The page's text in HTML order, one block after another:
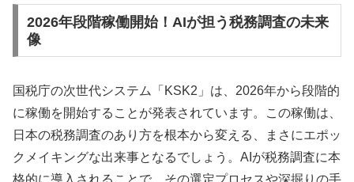
2026年段階稼働開始！AIが担う税務調査の未来
像
国税庁の次世代システム「KSK2」は、2026年から段階的
に稼働を開始することが発表されています。この稼働は、
日本の税務調査のあり方を根本から変える、まさにエポッ
クメイキングな出来事となるでしょう。AIが税務調査に本